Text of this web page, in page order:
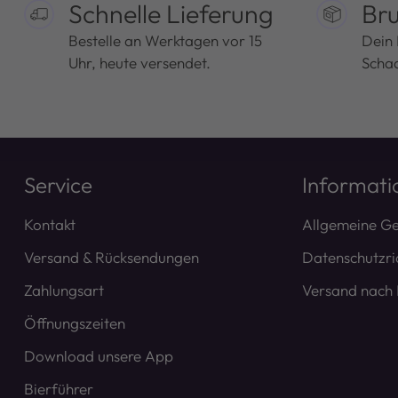
Schnelle Lieferung
Bestelle an Werktagen vor 15
Uhr, heute versendet.
Dein
Service
Kontakt
Versand & Rücksendungen
Zahlungsart
Öffnungszeiten
Download unsere App
Bierführer
Allgemeine
Versand nach